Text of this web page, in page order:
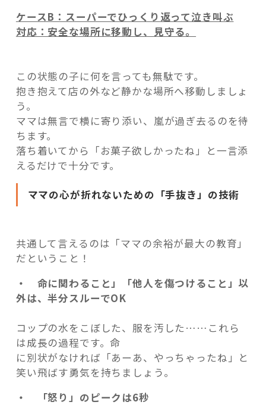
ケースB：スーパーでひっくり返って泣き叫ぶ
対応：安全な場所に移動し、見守る。
この状態の子に何を言っても無駄です。
抱き抱えて店の外など静かな場所へ移動しましょ
う。
ママは無言で横に寄り添い、嵐が過ぎ去るのを待
ちます。
落ち着いてから「お菓子欲しかったね」と一言添
えるだけで十分です。
ママの心が折れないための「手抜き」の技術
共通して言えるのは「ママの余裕が最大の教育」
だということ！
・ 命に関わること」「他人を傷つけること」以
外は、半分スルーでOK
コップの水をこぼした、服を汚した……これら
は成長の過程です。命
に別状がなければ「あーあ、やっちゃったね」と
笑い飛ばす勇気を持ちましょう。
・ 「怒り」のピークは6秒